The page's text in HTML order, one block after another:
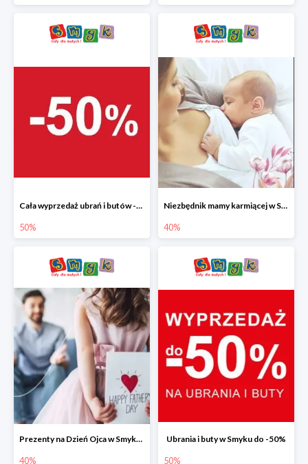
Cała wyprzedaż ubrań i butów -50%
50%
Niezbędnik mamy karmiącej w Smyku do -40%
40%
Prezenty na Dzień Ojca w Smyku do -40%
40%
Ubrania i buty w Smyku do -50%
50%